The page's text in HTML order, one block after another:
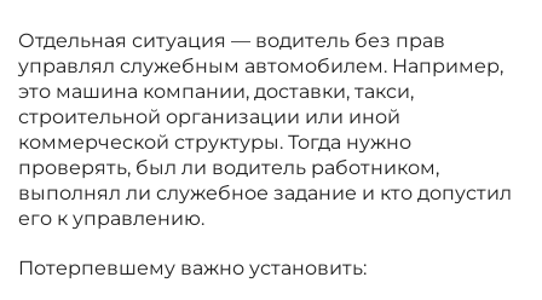
Отдельная ситуация — водитель без прав
управлял служебным автомобилем. Например,
это машина компании, доставки, такси,
строительной организации или иной
коммерческой структуры. Тогда нужно
проверять, был ли водитель работником,
выполнял ли служебное задание и кто допустил
его к управлению.
Потерпевшему важно установить: